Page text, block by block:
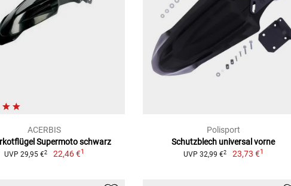
ACERBIS
Supermoto schwarz
UVP 29,95 €2 22,46 €1
Polisport
Schutzblech universal vorne
UVP 32,99 €2 23,73 €1